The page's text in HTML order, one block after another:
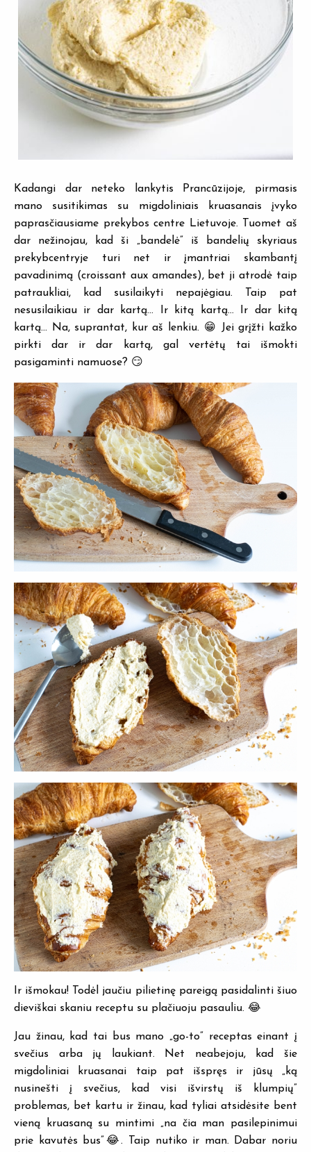
Kadangi dar neteko lankytis Prancūzijoje, pirmasis
mano susitikimas su migdoliniais kruasanais įvyko
paprasčiausiame prekybos centre Lietuvoje. Tuomet aš
dar nežinojau, kad ši „bandelė” iš bandelių skyriaus
prekybcentryje turi net ir įmantriai skambantį
pavadinimą (croissant aux amandes), bet ji atrodė taip
patraukliai, kad susilaikyti nepajėgiau. Taip pat
nesusilaikiau ir dar kartą… Ir kitą kartą… Ir dar kitą
kartą… Na, suprantat, kur aš lenkiu. 😁 Jei grįžti kažko
pirkti dar ir dar kartą, gal vertėtų tai išmokti
pasigaminti namuose? 😏
Ir išmokau! Todėl jaučiu pilietinę pareigą pasidalinti šiuo
dieviškai skaniu receptu su plačiuoju pasauliu. 😂
Jau žinau, kad tai bus mano „go-to” receptas einant į
svečius arba jų laukiant. Net neabejoju, kad šie
migdoliniai kruasanai taip pat išspręs ir jūsų „ką
nusinešti į svečius, kad visi išvirstų iš klumpių”
problemas, bet kartu ir žinau, kad tyliai atsidėsite bent
vieną kruasaną su mintimi „na čia man pasilepinimui
prie kavutės bus”😂. Taip nutiko ir man. Dabar noriu